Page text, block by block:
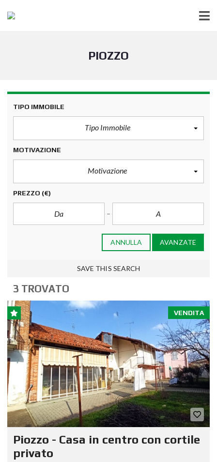
PIOZZO
TIPO IMMOBILE
Tipo Immobile
MOTIVAZIONE
Motivazione
PREZZO (€)
ANNULLA AVANZATE
SAVE THIS SEARCH
3 TROVATO
VENDITA
Piozzo - Casa in centro con cortile
privato